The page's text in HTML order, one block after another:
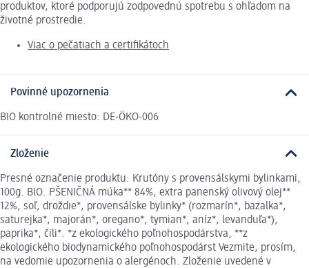
produktov, ktoré podporujú zodpovednú spotrebu s ohľadom na
životné prostredie.
Viac o pečatiach a certifikátoch
Povinné upozornenia
BIO kontrolné miesto: DE-ÖKO-006
Zloženie
Presné označenie produktu: Krutóny s provensálskymi bylinkami,
100g. BIO. PŠENIČNÁ múka** 84%, extra panenský olivový olej**
12%, soľ, droždie*, provensálske bylinky* (rozmarín*, bazalka*,
saturejka*, majorán*, oregano*, tymian*, aníz*, levanduľa*),
paprika*, čili*. *z ekologického poľnohospodárstva, **z
ekologického biodynamického poľnohospodárst Vezmite, prosím,
na vedomie upozornenia o alergénoch. Zloženie uvedené v